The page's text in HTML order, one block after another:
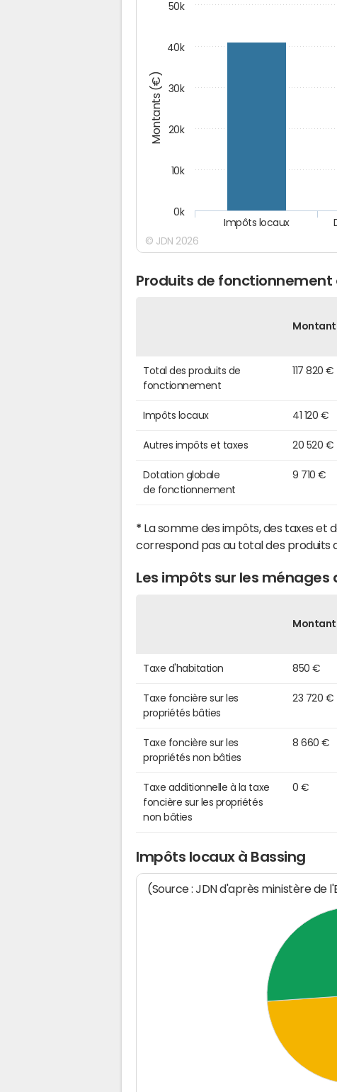
Montants (€)
Impôts locaux
0k
10k
20k
30k
40k
50k
© JDN 2026
Produits de fonctionnement
Montant
Total des produits de
fonctionnement
117 820 €
Impôts locaux 41 120 €
Autres impôts et taxes 20 520 €
Dotation globale
de fonctionnement
9 710 €
* La somme des impôts, des taxes
correspond pas au total des produits
Les impôts sur les ménages
Montant
Taxe d'habitation 850 €
Taxe foncière sur les
propriétés bâties
23 720 €
Taxe foncière sur les
propriétés non bâties
8 660 €
Taxe additionnelle à la taxe
foncière sur les propriétés
non bâties
0 €
Impôts locaux à Bassing
(Source : JDN d'après ministère de